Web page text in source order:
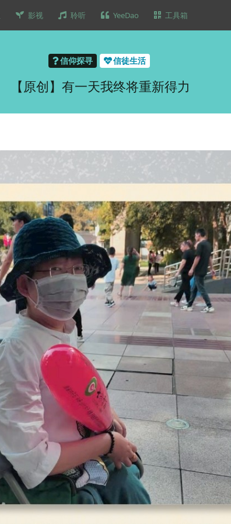
影视 聆听 YeeDao 工具箱
信仰探寻 信徒生活
【原创】有一天我终将重新得力